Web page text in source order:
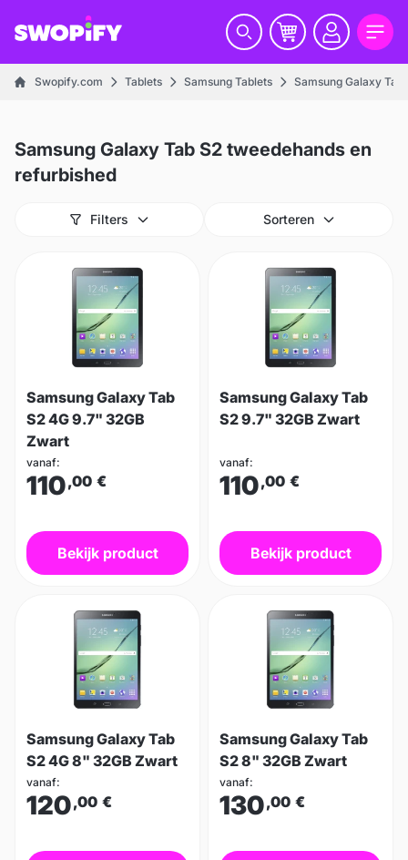
Swopify.com Tablets Samsung Tablets Samsung Galaxy Tab
Samsung Galaxy Tab S2 tweedehands en
refurbished
Filters Sorteren
Samsung Galaxy Tab
S2 4G 9.7" 32GB
Zwart
vanaf:
110,00 €
Bekijk product
Samsung Galaxy Tab
S2 9.7" 32GB Zwart
vanaf:
110,00 €
Bekijk product
Samsung Galaxy Tab
S2 4G 8" 32GB Zwart
vanaf:
120,00 €
Samsung Galaxy Tab
S2 8" 32GB Zwart
vanaf:
130,00 €